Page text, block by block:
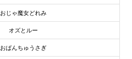
おじゃ魔女どれみ
オズとルー
おぱんちゅうさぎ